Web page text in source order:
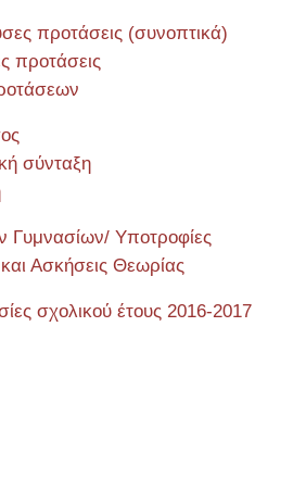
προτάσεις (συνοπτικά)
προτάσεις
σύνταξη
Γυμνασίων/ Υποτροφίες
Ασκήσεις Θεωρίας
σχολικού έτους 2016-2017